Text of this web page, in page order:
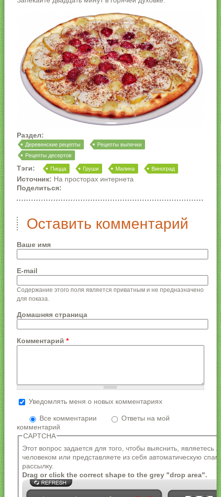
Раздел:
Деревенские рецепты
Рецепты выпечки
Рецепты десертов
Тэги: Пицца Груши Малина Виноград
Источник: На просторах интернета
Поделиться:
Оставить комментарий
Ваше имя
E-mail
Содержание этого поля является приватным и не предназначено
для показа.
Домашняя страница
Комментарий *
Более подробная информация о текстовых
форматах
Формат текста
Адреса страниц и электронной почты
автоматически преобразуются в ссылки.
Разрешённые HTML-теги: <a> <em> <strong> <cite>
<blockquote> <code> <ul> <ol> <li> <dl> <dt> <dd>
Строки и параграфы переносятся автоматически.
Уведомлять меня о новых комментариях
Все комментарии
Ответы на мой
комментарий
CAPTCHA
Этот вопрос задается для того, чтобы выяснить, являетесь
человеком или представляете из себя автоматическую
рассылку.
Drag or click the correct shape to the grey "drop area".